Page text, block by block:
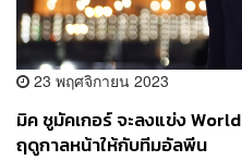
23 พฤศจิกายน 2023
มิค ชูมัคเกอร์ จะลงแข่ง
ฤดูกาลหน้าให้กับทีมอัลพีน